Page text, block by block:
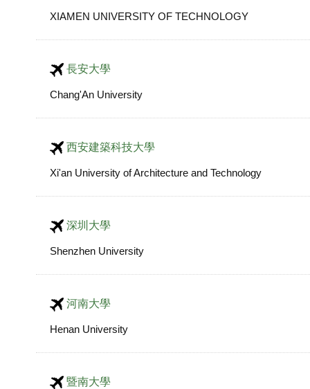
XIAMEN UNIVERSITY OF TECHNOLOGY
長安大學
Chang'An University
西安建築科技大學
Xi'an University of Architecture and Technology
深圳大學
Shenzhen University
河南大學
Henan University
暨南大學